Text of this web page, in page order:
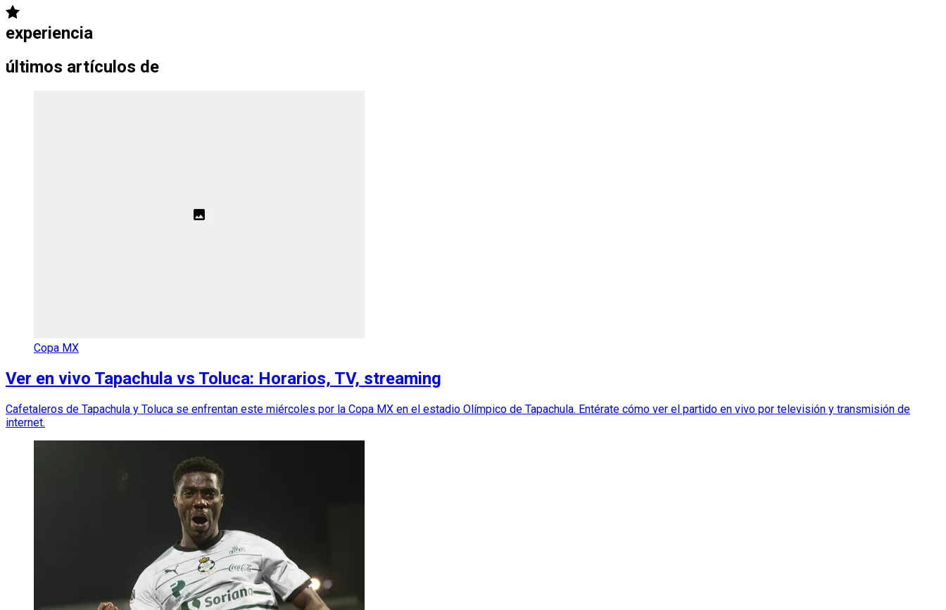
experiencia
últimos artículos de
Copa MX
Ver en vivo Tapachula vs Toluca: Horarios, TV, streaming
Cafetaleros de Tapachula y Toluca se enfrentan este miércoles por la Copa MX en el estadio Olímpico de Tapachula. Entérate cómo ver el partido en vivo por televisión y transmisión de
internet.